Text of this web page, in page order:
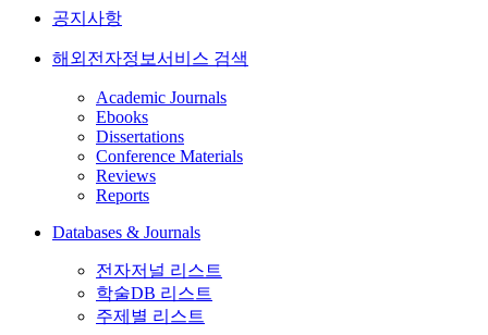
공지사항
해외전자정보서비스 검색
Academic Journals
Ebooks
Dissertations
Conference Materials
Reviews
Reports
Databases & Journals
전자저널 리스트
학술DB 리스트
주제별 리스트